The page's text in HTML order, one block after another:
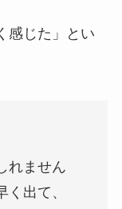
感じた」とい
れません
出て、